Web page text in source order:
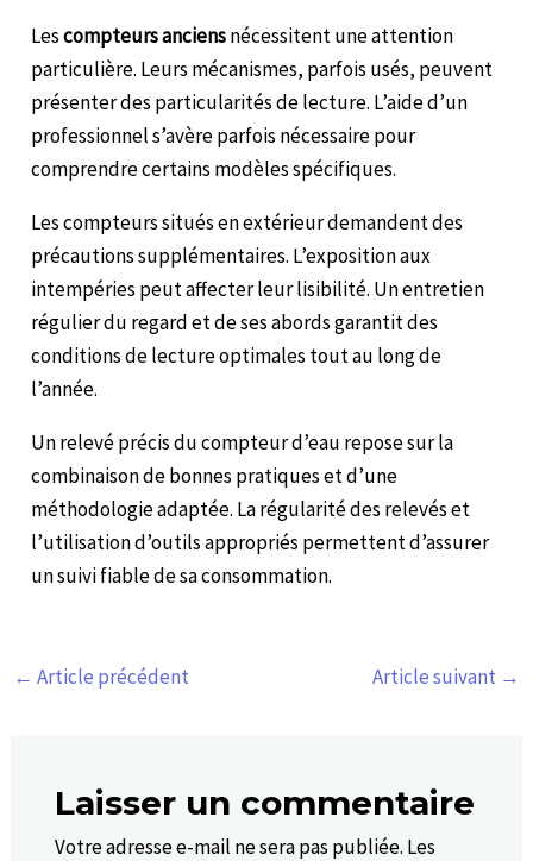
Lescompteurs anciensnécessitent une attention
particulière. Leurs mécanismes, parfois usés, peuvent
présenter des particularités de lecture. L’aide d’un
professionnel s’avère parfois nécessaire pour
comprendre certains modèles spécifiques.
Les compteurs situés en extérieur demandent des
précautions supplémentaires. L’exposition aux
intempéries peut affecter leur lisibilité. Un entretien
régulier du regard et de ses abords garantit des
conditions de lecture optimales tout au long de
l’année.
Un relevé précis du compteur d’eau repose sur la
combinaison de bonnes pratiques et d’une
méthodologie adaptée. La régularité des relevés et
l’utilisation d’outils appropriés permettent d’assurer
un suivi fiable de sa consommation.
← Article précédent Article suivant →
Laisser un commentaire
Votre adresse e-mail ne sera pas publiée. Les